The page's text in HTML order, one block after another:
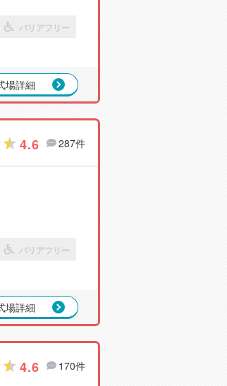
バリアフリー
場詳細
4.6 287件
バリアフリー
場詳細
4.6 170件